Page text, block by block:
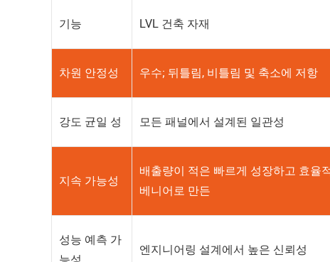
기능 LVL 건축 자재
차원 안정성 우수; 뒤틀림, 비틀림 및 축소에 저항
강도 균일 성 모든 패널에서 설계된 일관성
지속 가능성
배출량이 적은 빠르게 성장하고 효율
베니어로 만든
성능 예측 가
엔지니어링 설계에서 높은 신뢰성